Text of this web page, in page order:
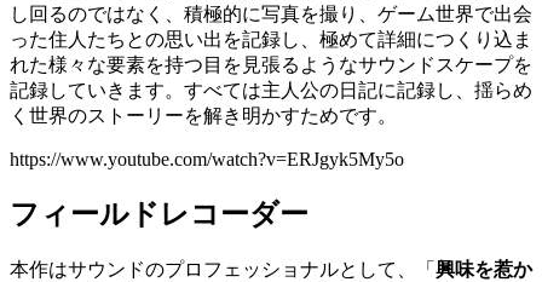
し回るのではなく、積極的に写真を撮り、ゲーム世界で出会
った住人たちとの思い出を記録し、極めて詳細につくり込ま
れた様々な要素を持つ目を見張るようなサウンドスケープを
記録していきます。すべては主人公の日記に記録し、揺らめ
く世界のストーリーを解き明かすためです。
https://www.youtube.com/watch?v=ERJgyk5My5o
フィールドレコーダー
本作はサウンドのプロフェッショナルとして、「 興味を惹か